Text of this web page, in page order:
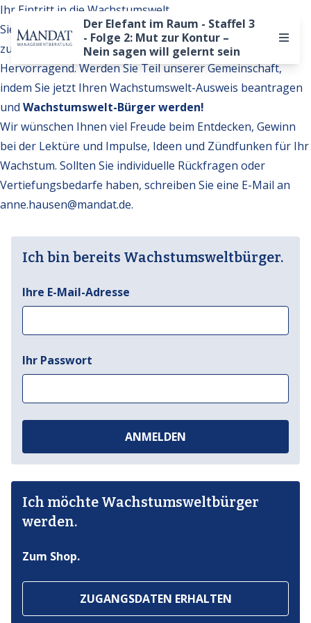
Der Elefant im Raum - Staffel 3
- Folge 2: Mut zur Kontur –
Nein sagen will gelernt sein
Ihr Eintritt in die Wachstumswelt
Sie möchten auf weitere Inhalte der Wachstumswelt
zugreifen?
Hervorragend. Werden Sie Teil unserer Gemeinschaft,
indem Sie jetzt Ihren Wachstumswelt-Ausweis beantragen
und Wachstumswelt-Bürger werden!
Wir wünschen Ihnen viel Freude beim Entdecken, Gewinn
bei der Lektüre und Impulse, Ideen und Zündfunken für Ihr
Wachstum. Sollten Sie individuelle Rückfragen oder
Vertiefungsbedarfe haben, schreiben Sie eine E-Mail an
anne.hausen@mandat.de.
Ich bin bereits Wachstumsweltbürger.
Ihre E-Mail-Adresse
Ihr Passwort
ANMELDEN
Ich möchte Wachstumsweltbürger
werden.
Zum Shop.
ZUGANGSDATEN ERHALTEN